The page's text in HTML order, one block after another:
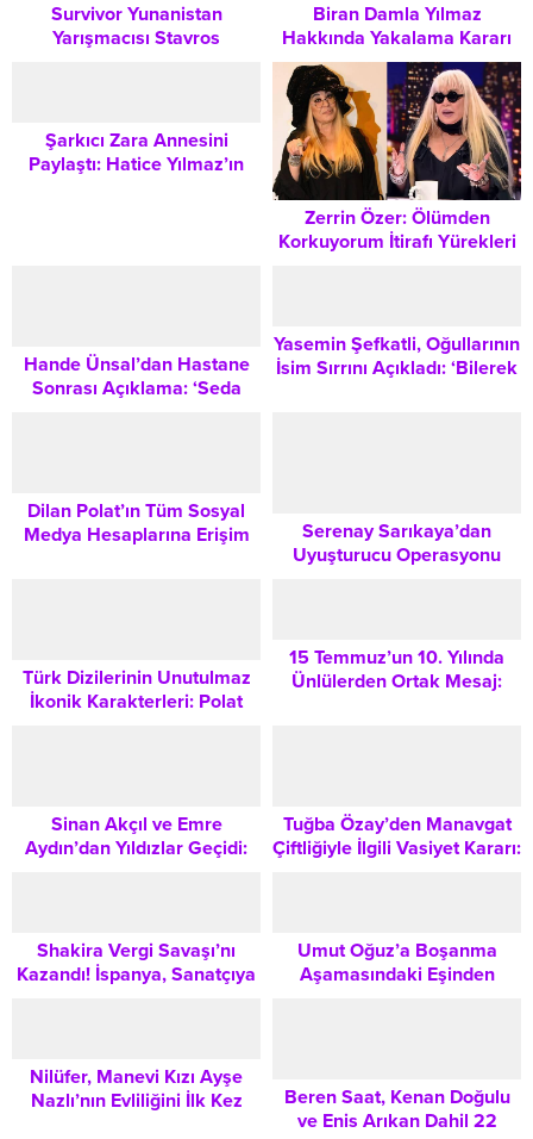
Survivor Yunanistan
Yarışmacısı Stavros
Biran Damla Yılmaz
Hakkında Yakalama Kararı
Çıktığı İddiası: 144 Bin
Euro’luk Estetik Borcu
Gündemde
Şarkıcı Zara Annesini
Paylaştı: Hatice Yılmaz’ın
Zerrin Özer: Ölümden
Korkuyorum İtirafı Yürekleri
Hande Ünsal’dan Hastane
Sonrası Açıklama: ‘Seda
Yasemin Şefkatli, Oğullarının
İsim Sırrını Açıkladı: ‘Bilerek
Dilan Polat’ın Tüm Sosyal
Medya Hesaplarına Erişim
Serenay Sarıkaya’dan
Uyuşturucu Operasyonu
Türk Dizilerinin Unutulmaz
İkonik Karakterleri: Polat
15 Temmuz’un 10. Yılında
Ünlülerden Ortak Mesaj:
Sinan Akçıl ve Emre
Aydın’dan Yıldızlar Geçidi:
Tuğba Özay’den Manavgat
Çiftliğiyle İlgili Vasiyet Kararı:
Shakira Vergi Savaşı’nı
Kazandı! İspanya, Sanatçıya
Umut Oğuz’a Boşanma
Aşamasındaki Eşinden
Nilüfer, Manevi Kızı Ayşe
Nazlı’nın Evliliğini İlk Kez
Beren Saat, Kenan Doğulu
ve Enis Arıkan Dahil 22